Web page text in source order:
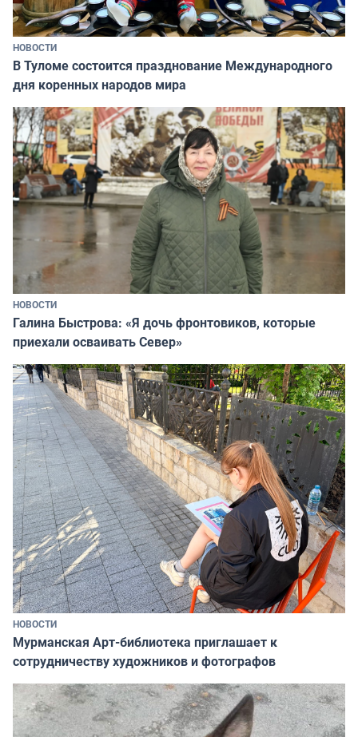
НОВОСТИ
В Туломе состоится празднование Международного
дня коренных народов мира
НОВОСТИ
Галина Быстрова: «Я дочь фронтовиков, которые
приехали осваивать Север»
НОВОСТИ
Мурманская Арт-библиотека приглашает к
сотрудничеству художников и фотографов